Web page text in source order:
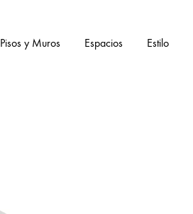
Pisos y Muros Espacios Estilo